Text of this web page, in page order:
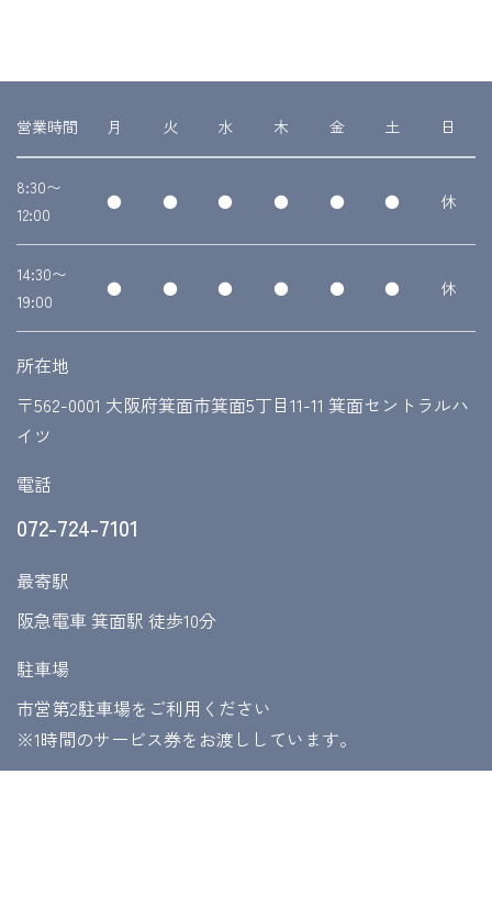
所在地
〒562-0001 大阪府箕面市箕面5丁目11-11 箕面セントラルハ
イツ
電話
072-724-7101
最寄駅
阪急電車 箕面駅 徒歩10分
駐車場
市営第2駐車場をご利用ください
​​​​​​​※1時間のサービス券をお渡ししています。
営業時間 月 火 水 木 金 土 日
8:30〜
12:00
● ● ● ● ● ● 休
14:30〜
19:00
● ● ● ● ● ● 休